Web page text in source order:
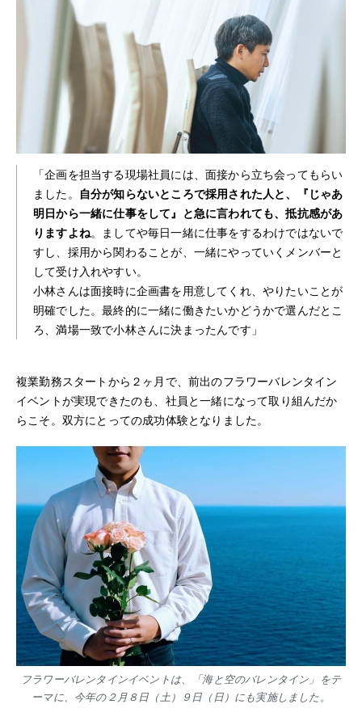
「企画を担当する現場社員には、面接から立ち会ってもらい
ました。
自分が知らないところで採用された人と、『じゃあ
明日から一緒に仕事をして』と急に言われても、抵抗感があ
りますよね。ましてや毎日一緒に仕事をするわけではないで
すし、採用から関わることが、一緒にやっていくメンバーと
して受け入れやすい。
小林さんは面接時に企画書を用意してくれ、やりたいことが
明確でした。最終的に一緒に働きたいかどうかで選んだとこ
ろ、満場一致で小林さんに決まったんです」
複業勤務スタートから２ヶ月で、前出のフラワーバレンタイン
イベントが実現できたのも、社員と一緒になって取り組んだか
らこそ。双方にとっての成功体験となりました。
フラワーバレンタインイベントは、「海と空のバレンタイン」をテ
ーマに、今年の２月８日（土）９日（日）にも実施しました。